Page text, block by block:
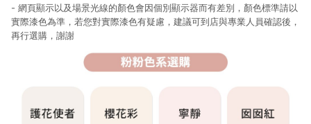
- 網頁顯示以及場景光線的顏色會因個別顯示器而有差別，顏色標準請以
實際漆色為準，若您對實際漆色有疑慮，建議可到店與專業人員確認後，
再行選購，謝謝